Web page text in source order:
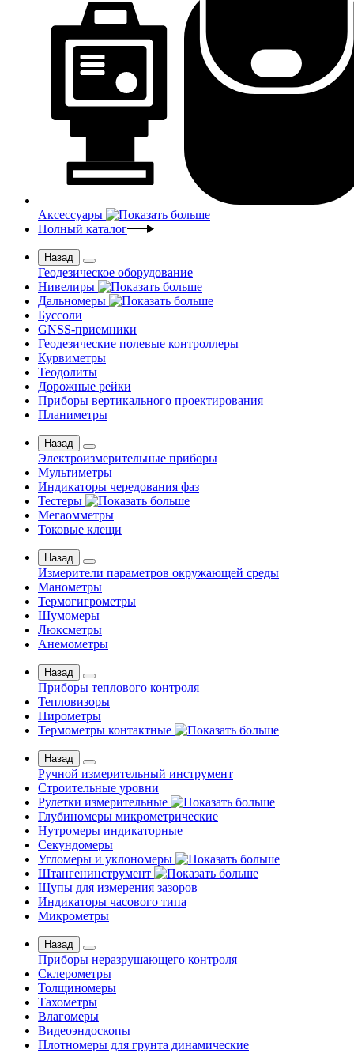
Аксессуары
Полный каталог
Назад
Геодезическое оборудование
Нивелиры
Дальномеры
Буссоли
GNSS-приемники
Геодезические полевые контроллеры
Курвиметры
Теодолиты
Дорожные рейки
Приборы вертикального проектирования
Планиметры
Назад
Электроизмерительные приборы
Мультиметры
Индикаторы чередования фаз
Тестеры
Мегаомметры
Токовые клещи
Назад
Измерители параметров окружающей среды
Манометры
Термогигрометры
Шумомеры
Люксметры
Анемометры
Назад
Приборы теплового контроля
Тепловизоры
Пирометры
Термометры контактные
Назад
Ручной измерительный инструмент
Строительные уровни
Рулетки измерительные
Глубиномеры микрометрические
Нутромеры индикаторные
Секундомеры
Угломеры и уклономеры
Штангенинструмент
Щупы для измерения зазоров
Индикаторы часового типа
Микрометры
Назад
Приборы неразрушающего контроля
Склерометры
Толщиномеры
Тахометры
Влагомеры
Видеоэндоскопы
Плотномеры для грунта динамические